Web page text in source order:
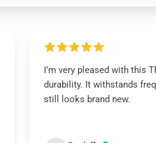
I’m very pleased with this
durability. It withstands
still looks brand new.